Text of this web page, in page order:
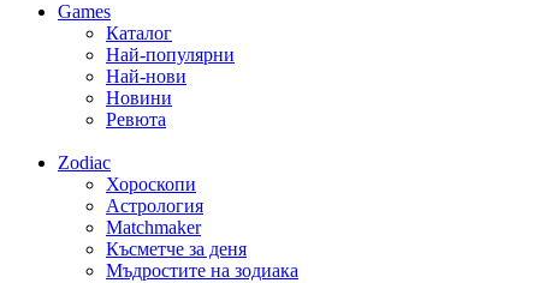
Games
Каталог
Най-популярни
Най-нови
Новини
Ревюта
Zodiac
Хороскопи
Астрология
Matchmaker
Късметче за деня
Мъдростите на зодиака